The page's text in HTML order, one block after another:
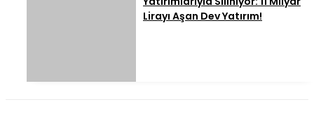
Lirayı Aşan Dev Yatırım!